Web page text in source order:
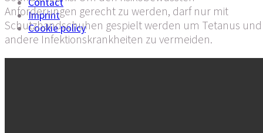
Imprint
Cookie policy
Anforderungen gerecht zu werden, darf nur mit
Schutzhandschuhen gespielt werden um Tetanus und
andere Infektionskrankheiten zu vermeiden.